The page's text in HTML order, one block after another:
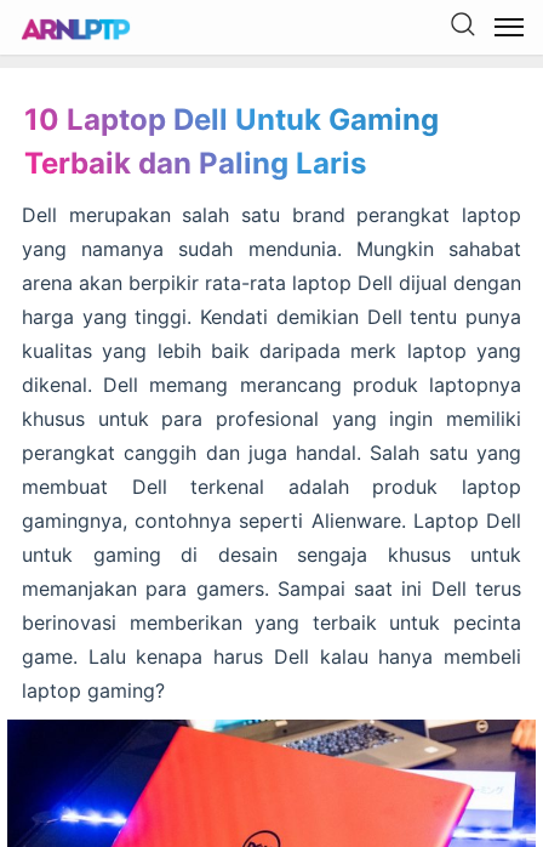
10 Laptop Dell Untuk Gaming
Terbaik dan Paling Laris
Dell merupakan salah satu brand perangkat laptop
yang namanya sudah mendunia. Mungkin sahabat
arena akan berpikir rata-rata laptop Dell dijual dengan
harga yang tinggi. Kendati demikian Dell tentu punya
kualitas yang lebih baik daripada merk laptop yang
dikenal. Dell memang merancang produk laptopnya
khusus untuk para profesional yang ingin memiliki
perangkat canggih dan juga handal. Salah satu yang
membuat Dell terkenal adalah produk laptop
gamingnya, contohnya seperti Alienware. Laptop Dell
untuk gaming di desain sengaja khusus untuk
memanjakan para gamers. Sampai saat ini Dell terus
berinovasi memberikan yang terbaik untuk pecinta
game. Lalu kenapa harus Dell kalau hanya membeli
laptop gaming?